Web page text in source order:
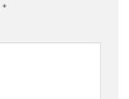
*